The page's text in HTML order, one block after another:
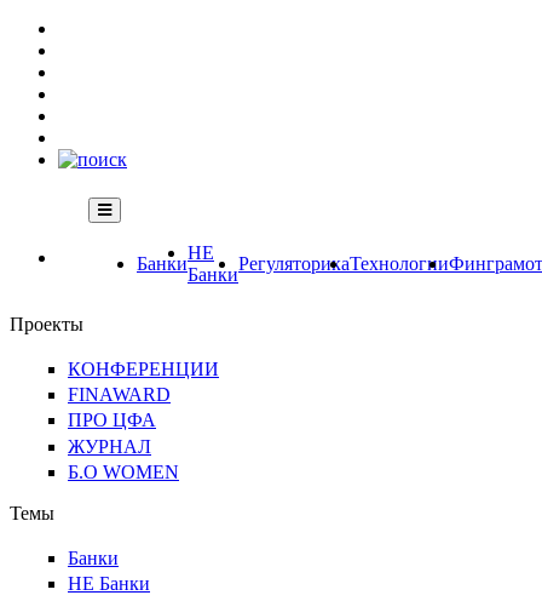
Банки
НЕ
Банки
РегуляторикаТехнологии
Проекты
КОНФЕРЕНЦИИ
FINAWARD
ПРО ЦФА
ЖУРНАЛ
Б.О WOMEN
Темы
Банки
НЕ Банки